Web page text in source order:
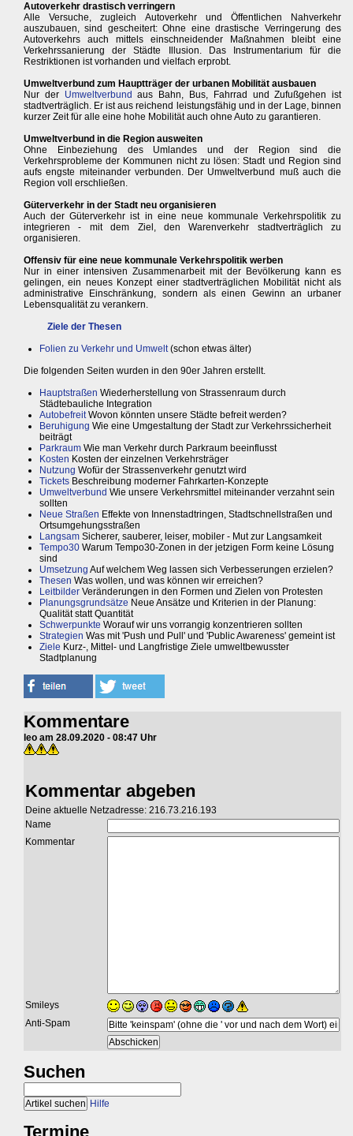
Autoverkehr drastisch verringern
Alle Versuche, zugleich Autoverkehr und Öffentlichen Nahverkehr
auszubauen, sind gescheitert: Ohne eine drastische Verringerung des
Autoverkehrs auch mittels einschneidender Maßnahmen bleibt eine
Verkehrssanierung der Städte Illusion. Das Instrumentarium für die
Restriktionen ist vorhanden und vielfach erprobt.
Umweltverbund zum Hauptträger der urbanen Mobilität ausbauen
Nur der Umweltverbund aus Bahn, Bus, Fahrrad und Zufußgehen ist
stadtverträglich. Er ist aus reichend leistungsfähig und in der Lage, binnen
kurzer Zeit für alle eine hohe Mobilität auch ohne Auto zu garantieren.
Umweltverbund in die Region ausweiten
Ohne Einbeziehung des Umlandes und der Region sind die
Verkehrsprobleme der Kommunen nicht zu lösen: Stadt und Region sind
aufs engste miteinander verbunden. Der Umweltverbund muß auch die
Region voll erschließen.
Güterverkehr in der Stadt neu organisieren
Auch der Güterverkehr ist in eine neue kommunale Verkehrspolitik zu
integrieren - mit dem Ziel, den Warenverkehr stadtverträglich zu
organisieren.
Offensiv für eine neue kommunale Verkehrspolitik werben
Nur in einer intensiven Zusammenarbeit mit der Bevölkerung kann es
gelingen, ein neues Konzept einer stadtverträglichen Mobilität nicht als
administrative Einschränkung, sondern als einen Gewinn an urbaner
Lebensqualität zu verankern.
Ziele der Thesen
Folien zu Verkehr und Umwelt(schon etwas älter)
Die folgenden Seiten wurden in den 90er Jahren erstellt.
Hauptstraßen Wiederherstellung von Strassenraum durch
Städtebauliche Integration
AutobefreitWovon könnten unsere Städte befreit werden?
Beruhigung Wie eine Umgestaltung der Stadt zur Verkehrssicherheit
beiträgt
Parkraum Wie man Verkehr durch Parkraum beeinflusst
Kosten Kosten der einzelnen Verkehrsträger
Nutzung Wofür der Strassenverkehr genutzt wird
Tickets Beschreibung moderner Fahrkarten-Konzepte
Umweltverbund Wie unsere Verkehrsmittel miteinander verzahnt sein
sollten
Neue Straßen Effekte von Innenstadtringen, Stadtschnellstraßen und
Ortsumgehungsstraßen
Langsam Sicherer, sauberer, leiser, mobiler - Mut zur Langsamkeit
Tempo30 Warum Tempo30-Zonen in der jetzigen Form keine Lösung
sind
Umsetzung Auf welchem Weg lassen sich Verbesserungen erzielen?
Thesen Was wollen, und was können wir erreichen?
Leitbilder Veränderungen in den Formen und Zielen von Protesten
Planungsgrundsätze Neue Ansätze und Kriterien in der Planung:
Qualität statt Quantität
Schwerpunkte Worauf wir uns vorrangig konzentrieren sollten
Strategien Was mit 'Push und Pull' und 'Public Awareness' gemeint ist
Ziele Kurz-, Mittel- und Langfristige Ziele umweltbewusster
Stadtplanung
Kommentare
leo am 28.09.2020 - 08:47 Uhr
Kommentar abgeben
Deine aktuelle Netzadresse: 216.73.216.193
Name
Kommentar
Smileys
Anti-Spam
Suchen
Hilfe
Termine